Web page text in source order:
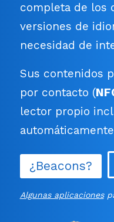
completa de los
versiones de
necesidad de
Sus contenidos
por contacto (
lector propio
¿Beacons?
Algunas aplicaciones